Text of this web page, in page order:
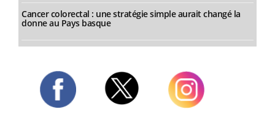
Cancer colorectal : une stratégie simple aurait changé la
donne au Pays basque